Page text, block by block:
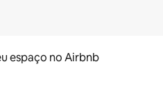
espaço no Airbnb